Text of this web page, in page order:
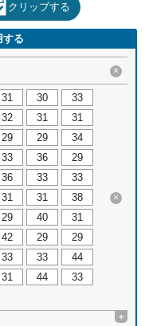
クリップする
する
×
31 30
33
32 31
31
29 29
34
33 36
29
36 33
33
31 31
38
29 40
31
42 29
29
33 33
44
31 44
33
×
+